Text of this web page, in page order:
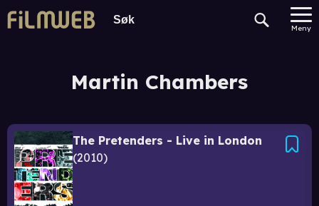
Meny
Martin Chambers
The Pretenders - Live in London
2010